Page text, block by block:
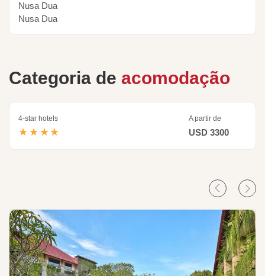
Nusa Dua
Nusa Dua
Categoria de acomodação
4-star hotels
★★★★
A partir de
USD 3300